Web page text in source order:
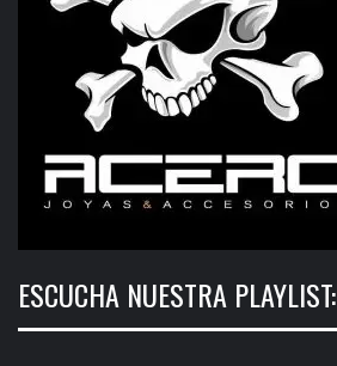
ESCUCHA NUESTRA PLAYLIST: